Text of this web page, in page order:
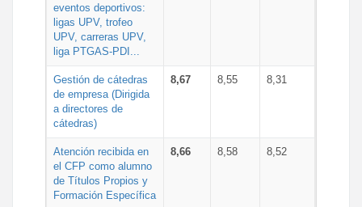
eventos deportivos:
ligas UPV, trofeo
UPV, carreras UPV,
liga PTGAS-PDI...
Gestión de cátedras
de empresa (Dirigida
a directores de
cátedras)
8,67 8,55 8,31
Atención recibida en
el CFP como alumno
de Títulos Propios y
Formación Específica
8,66 8,58 8,52